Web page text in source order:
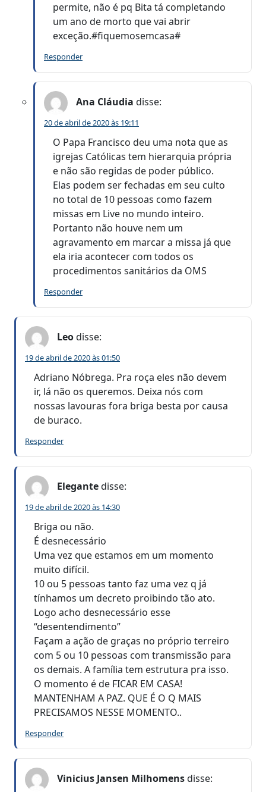
permite, não é pq Bita tá completando
um ano de morto que vai abrir
exceção.#fiquemosemcasa#
Responder
Ana Cláudia disse:
20 de abril de 2020 às 19:11
O Papa Francisco deu uma nota que as
igrejas Católicas tem hierarquia própria
e não são regidas de poder público.
Elas podem ser fechadas em seu culto
no total de 10 pessoas como fazem
missas em Live no mundo inteiro.
Portanto não houve nem um
agravamento em marcar a missa já que
ela iria acontecer com todos os
procedimentos sanitários da OMS
Responder
Leodisse:
19 de abril de 2020 às 01:50
Adriano Nóbrega. Pra roça eles não devem
ir, lá não os queremos. Deixa nós com
nossas lavouras fora briga besta por causa
de buraco.
Responder
Elegantedisse:
19 de abril de 2020 às 14:30
Briga ou não.
É desnecessário
Uma vez que estamos em um momento
muito difícil.
10 ou 5 pessoas tanto faz uma vez q já
tínhamos um decreto proibindo tão ato.
Logo acho desnecessário esse
“desentendimento”
Façam a ação de graças no próprio terreiro
com 5 ou 10 pessoas com transmissão para
os demais. A família tem estrutura pra isso.
O momento é de FICAR EM CASA!
MANTENHAM A PAZ. QUE É O Q MAIS
PRECISAMOS NESSE MOMENTO..
Responder
Vinicius Jansen Milhomensdisse: